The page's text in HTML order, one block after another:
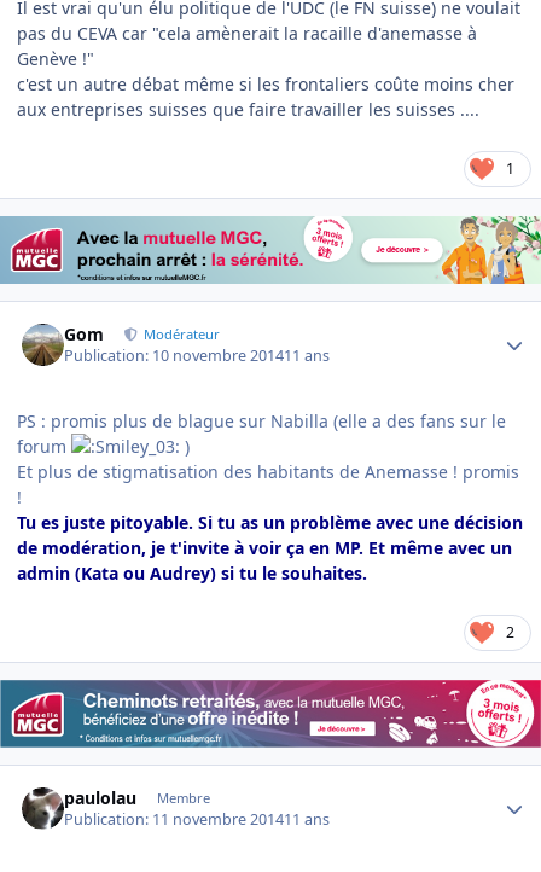
Il est vrai qu'un élu politique de l'UDC (le FN suisse) ne voulait
pas du CEVA car "cela amènerait la racaille d'anemasse à
Genève !"
c'est un autre débat même si les frontaliers coûte moins cher
aux entreprises suisses que faire travailler les suisses ....
1
Gom Modérateur
Publication: 10 novembre 201411 ans
PS : promis plus de blague sur Nabilla (elle a des fans sur le
forum
)
Et plus de stigmatisation des habitants de Anemasse ! promis
!
Tu es juste pitoyable. Si tu as un problème avec une décision
de modération, je t'invite à voir ça en MP. Et même avec un
admin (Kata ou Audrey) si tu le souhaites.
2
paulolau Membre
Publication: 11 novembre 201411 ans